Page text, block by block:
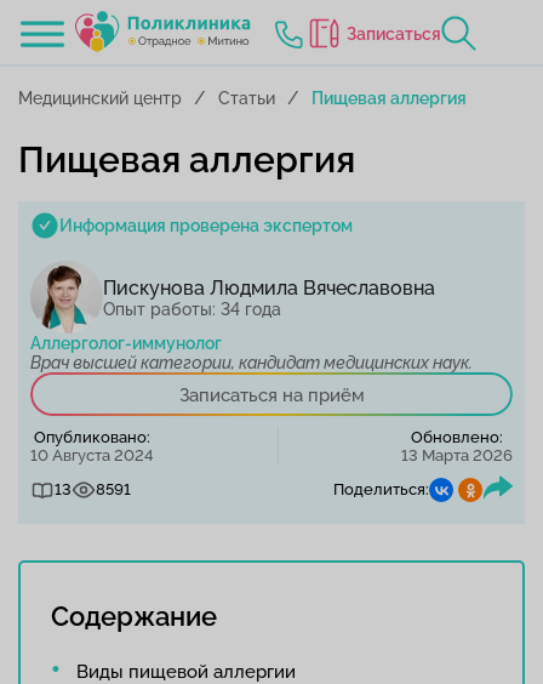
Записаться
Медицинский центр Статьи Пищевая аллергия
Пищевая аллергия
Информация проверена экспертом
Пискунова Людмила Вячеславовна
Опыт работы: 34 года
Аллерголог-иммунолог
Врач высшей категории, кандидат медицинских наук.
Записаться на приём
Опубликовано:
10 Августа 2024
Обновлено:
13 Марта 2026
13
8591 Поделиться:
Содержание
Виды пищевой аллергии